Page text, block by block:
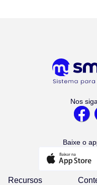
Nos
Baixe o
Recursos